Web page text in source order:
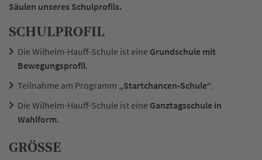
Säulen unseres Schulprofils.
SCHULPROFIL
Die Wilhelm-Hauff-Schule ist eine Grundschule mit
Bewegungsprofil.
Teilnahme am Programm „Startchancen-Schule“.
Die Wilhelm-Hauff-Schule ist eine Ganztagsschule in
Wahlform.
GRÖSSE